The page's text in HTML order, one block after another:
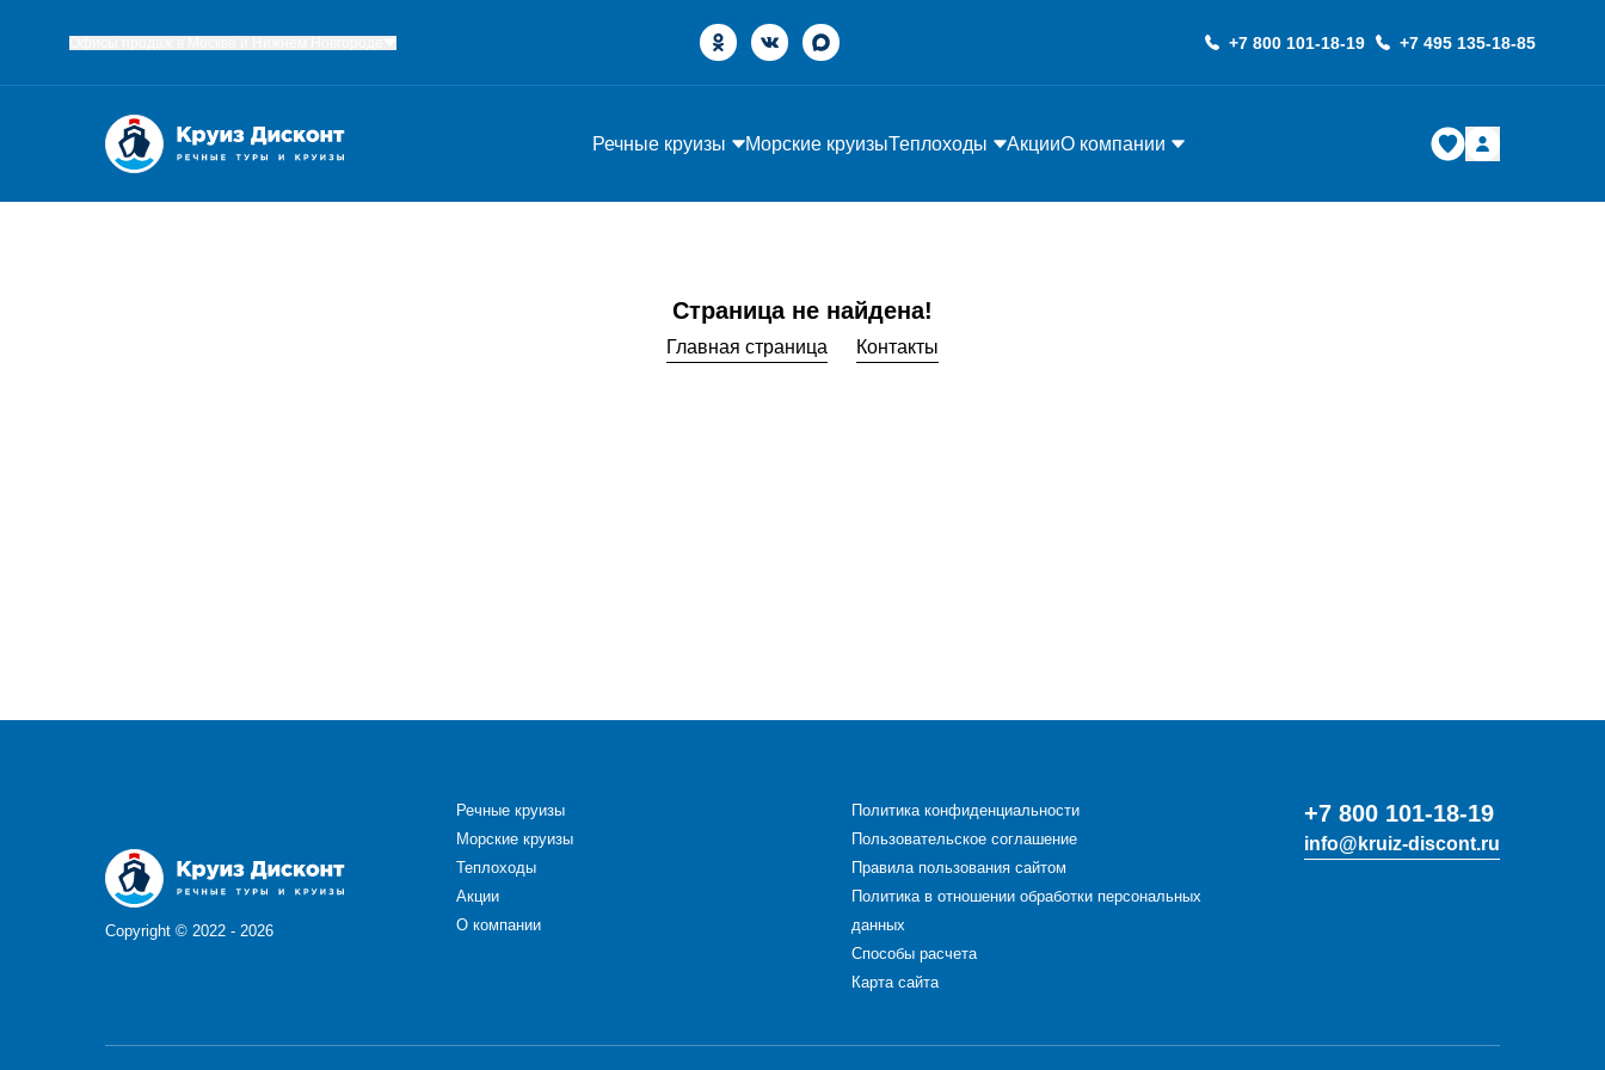
+7 800 101-18-19 +7 495 135-18-85
Речные круизы Морские круизыТеплоходы АкцииО компании
Страница не найдена!
Главная страница Контакты
Copyright © 2022 - 2026
Речные круизы
Морские круизы
Теплоходы
Акции
О компании
Политика конфиденциальности
Пользовательское соглашение
Правила пользования сайтом
Политика в отношении обработки персональных
данных
Способы расчета
Карта сайта
+7 800 101-18-19
info@kruiz-discont.ru